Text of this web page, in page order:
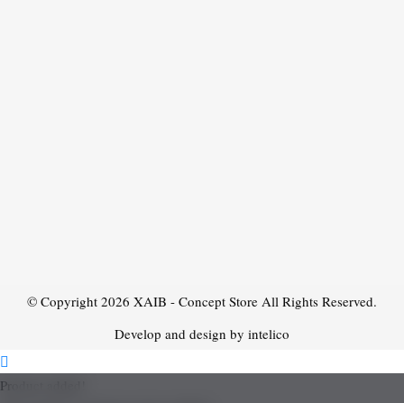
© Copyright 2026 XAIB - Concept Store All Rights Reserved.
Develop and design by intelico
Product added!